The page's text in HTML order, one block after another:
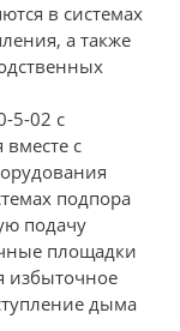
в системах
а также
5-02 с
с
подпора
подачу
площадки
избыточное
дыма